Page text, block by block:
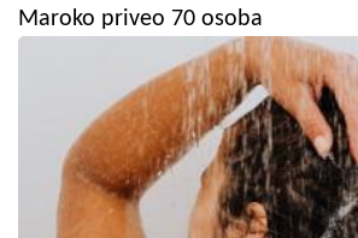
Maroko priveo 70 osoba